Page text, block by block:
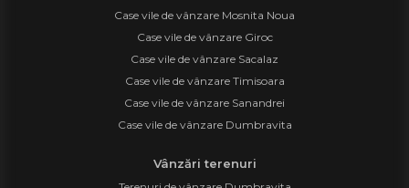
Case vile de vânzare Mosnita Noua
Case vile de vânzare Giroc
Case vile de vânzare Sacalaz
Case vile de vânzare Timisoara
Case vile de vânzare Sanandrei
Case vile de vânzare Dumbravita
Vânzări terenuri